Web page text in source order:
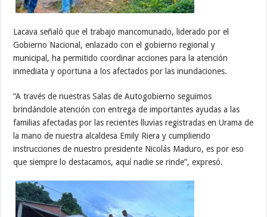
Lacava señaló que el trabajo mancomunado, liderado por el
Gobierno Nacional, enlazado con el gobierno regional y
municipal, ha permitido coordinar acciones para la atención
inmediata y oportuna a los afectados por las inundaciones.
“A través de nuestras Salas de Autogobierno seguimos
brindándole atención con entrega de importantes ayudas a las
familias afectadas por las recientes lluvias registradas en Urama de
la mano de nuestra alcaldesa Emily Riera y cumpliendo
instrucciones de nuestro presidente Nicolás Maduro, es por eso
que siempre lo destacamos, aquí nadie se rinde”, expresó.